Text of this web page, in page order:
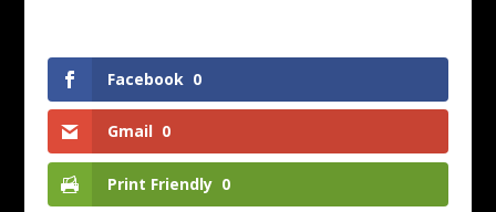
Facebook 0
Gmail 0
Print Friendly 0